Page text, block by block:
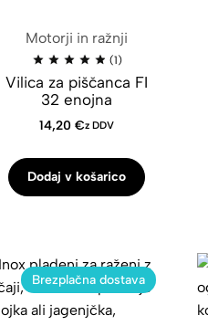
Motorji in ražnji
(1)
Vilica za piščanca FI
32 enojna
14,20€z DDV
Dodaj v košarico
Brezplačna dostava